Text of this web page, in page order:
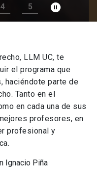
4 5 pause_circle_filled
LLM UC, te
el programa que
haciéndote parte de
Tanto en el
en cada una de sus
profesores, en
profesional y
Ignacio Piña